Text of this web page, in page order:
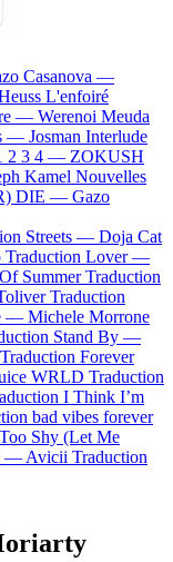
Casanova —
L'enfoiré
— Werenoi Meuda
— Josman Interlude
2 3 4 — ZOKUSH
Kamel Nouvelles
DIE — Gazo
Streets — Doja Cat
Traduction Lover —
Summer Traduction
Traduction
— Michele Morrone
Stand By —
Traduction Forever
WRLD Traduction
I Think I’m
bad vibes forever
Shy (Let Me
— Avicii Traduction